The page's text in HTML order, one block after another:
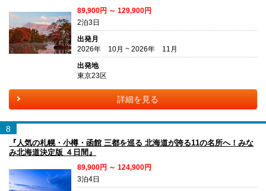
89,900円 ～ 129,900円
2泊3日
出発月
2026年 10月 ~ 2026年 11月
出発地
東京23区
詳細を見る
8
『人気の札幌・小樽・函館 三都を巡る 北海道が誇る11の名所へ！みな
み北海道決定版 ４日間』
89,900円 ～ 124,900円
3泊4日